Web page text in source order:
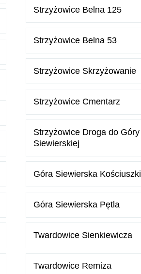
Strzyżowice Belna 125
Strzyżowice Belna 53
Strzyżowice Skrzyżowanie
Strzyżowice Cmentarz
Strzyżowice Droga do Góry
Siewierskiej
Góra Siewierska Kościuszki
Góra Siewierska Pętla
Twardowice Sienkiewicza
Twardowice Remiza